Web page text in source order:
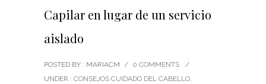
Capilar en lugar de un servicio
aislado
POSTED BY : MARIACM / 0 COMMENTS
/
UNDER : CONSEJOS CUIDADO DEL CABELLO,